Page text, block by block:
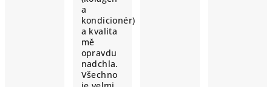
a
kondicionér)
a kvalita
mě
opravdu
nadchla.
Všechno